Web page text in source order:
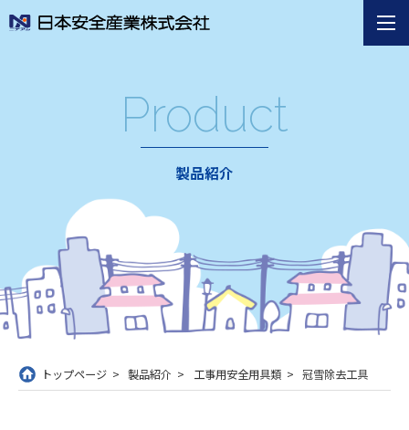
Product
製品紹介
トップページ 製品紹介 工事用安全用具類 冠雪除去工具